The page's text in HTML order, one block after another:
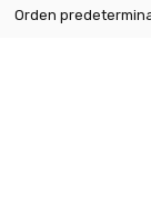
Orden